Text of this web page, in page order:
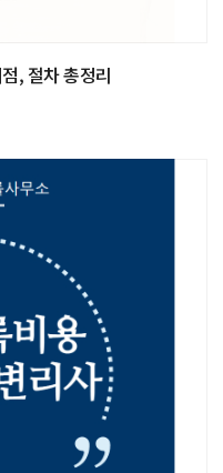
, 절차 총정리